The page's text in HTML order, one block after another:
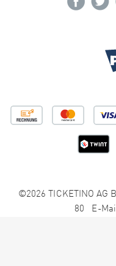
©2026 TICKETINO AG
80 E-